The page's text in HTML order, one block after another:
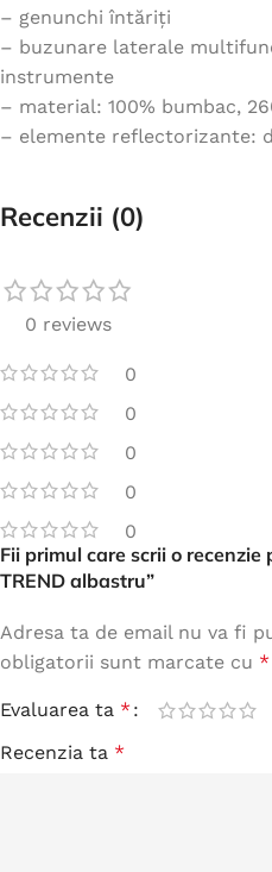
– genunchi întăriți
– buzunare laterale
instrumente
– material: 100% bumbac,
– elemente reflectorizante:
Recenzii (0)
0 reviews
0
0
0
0
0
Fii primul care scrii o
TREND albastru”
Adresa ta de email nu va fi
obligatorii sunt marcate cu *
Evaluarea ta *
Recenzia ta *